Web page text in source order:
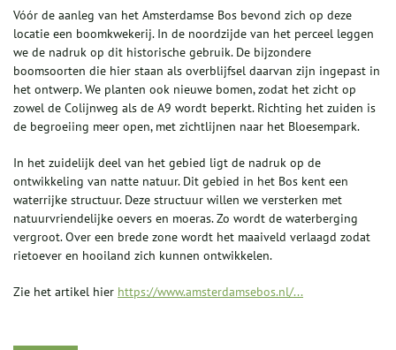
Vóór de aanleg van het Amsterdamse Bos bevond zich op deze
locatie een boomkwekerij. In de noordzijde van het perceel leggen
we de nadruk op dit historische gebruik. De bijzondere
boomsoorten die hier staan als overblijfsel daarvan zijn ingepast in
het ontwerp. We planten ook nieuwe bomen, zodat het zicht op
zowel de Colijnweg als de A9 wordt beperkt. Richting het zuiden is
de begroeiing meer open, met zichtlijnen naar het Bloesempark.
In het zuidelijk deel van het gebied ligt de nadruk op de
ontwikkeling van natte natuur. Dit gebied in het Bos kent een
waterrijke structuur. Deze structuur willen we versterken met
natuurvriendelijke oevers en moeras. Zo wordt de waterberging
vergroot. Over een brede zone wordt het maaiveld verlaagd zodat
rietoever en hooiland zich kunnen ontwikkelen.
Zie het artikel hier https://www.amsterdamsebos.nl/...